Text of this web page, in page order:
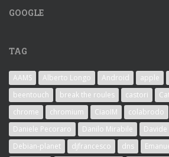
GOOGLE
TAG
AAMS Alberto Longo Android apple
beentouch
break the roules castori
chrome
chromium CiaoIM colabrodo
Daniele Pecoraro
Danilo Mirabile Davide
Debian-planet
djfrancesco dns